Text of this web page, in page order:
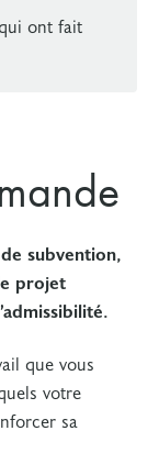
ont fait
subvention,
projet
que vous
votre
sa